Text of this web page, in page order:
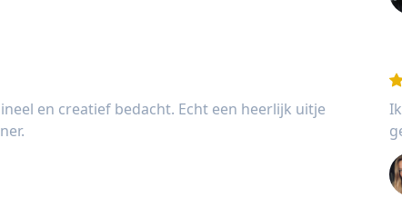
en creatief bedacht. Echt een heerlijk uitje